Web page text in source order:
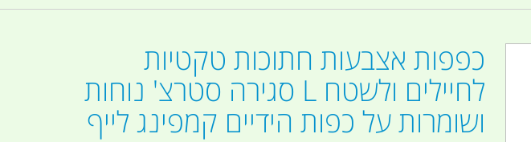
כפפות אצבעות חתוכות טקטיות
לחיילים ולשטח L סגירה סטרצ' נוחות
ושומרות על כפות הידיים קמפינג לייף